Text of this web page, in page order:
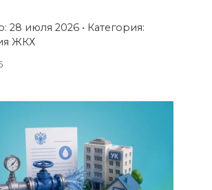
28 июля 2026 • Категория:
ЖКХ